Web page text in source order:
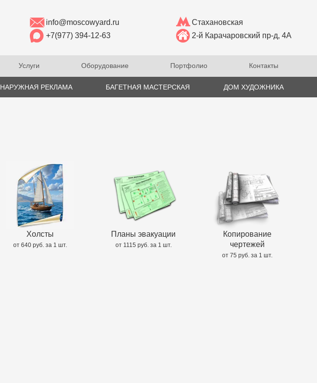
info@moscowyard.ru
+7(977) 394-12-63
Стахановская
2-й Карачаровский пр-д, 4А
Услуги Оборудование Портфолио Контакты
НАРУЖНАЯ РЕКЛАМА БАГЕТНАЯ МАСТЕРСКАЯ ДОМ ХУДОЖНИКА
Холсты
от 640 руб. за 1 шт.
Планы эвакуации
от 1115 руб. за 1 шт.
Копирование
чертежей
от 75 руб. за 1 шт.